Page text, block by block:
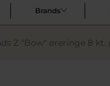
Brands
Z "Bow" øreringe 8 kt.